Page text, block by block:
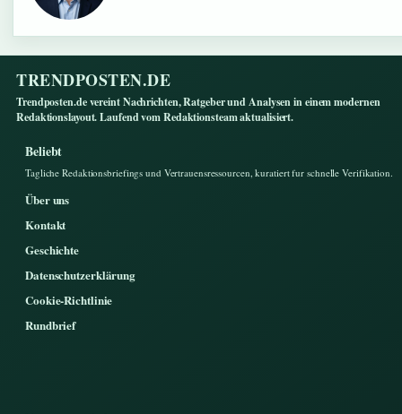
TRENDPOSTEN.DE
Trendposten.de vereint Nachrichten, Ratgeber und Analysen in einem modernen
Redaktionslayout. Laufend vom Redaktionsteam aktualisiert.
Beliebt
Tagliche Redaktionsbriefings und Vertrauensressourcen, kuratiert fur schnelle Verifikation.
Über uns
Kontakt
Geschichte
Datenschutzerklärung
Cookie-Richtlinie
Rundbrief